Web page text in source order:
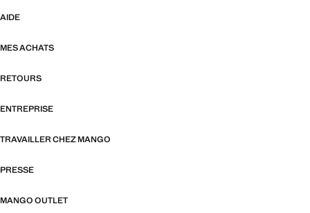
AIDE
MES ACHATS
RETOURS
ENTREPRISE
TRAVAILLER CHEZ MANGO
PRESSE
MANGO OUTLET